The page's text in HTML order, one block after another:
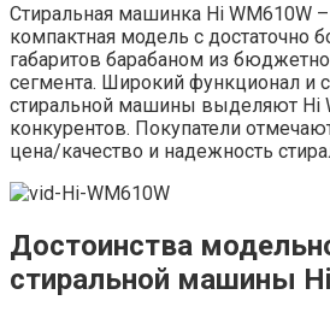
Стиральная машинка Hi WM610W –
компактная модель с достаточно
габаритов барабаном из
сегмента. Широкий функционал
стиральной машины выделяют Hi
конкурентов. Покупатели
цена/качество и надежность
Достоинства
стиральной машины